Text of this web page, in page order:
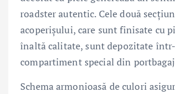
roadster autentic. Cele două
acoperişului, care sunt finisate cu
înaltă calitate, sunt depozitate
compartiment special din
Schema armonioasă de culori